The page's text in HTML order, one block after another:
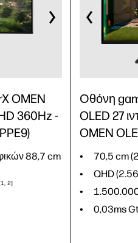
OMEN
360Hz -
88,7 cm
1 2
Οθόνη
OLED 27
OMEN
70,5 cm
QHD
0,03ms